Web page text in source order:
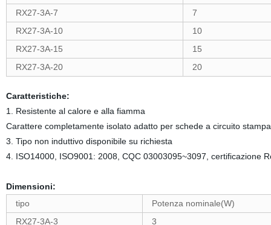
RX27-3A-7
7
RX27-3A-10
10
RX27-3A-15
15
RX27-3A-20
20
Caratteristiche:
1. Resistente al calore e alla fiamma
Carattere completamente isolato adatto per schede a circuito
3. Tipo non induttivo disponibile su richiesta
4. ISO14000, ISO9001: 2008, CQC 03003095~3097, certificazione
Dimensioni:
tipo
Potenza nominale(W)
RX27-3A-3
3